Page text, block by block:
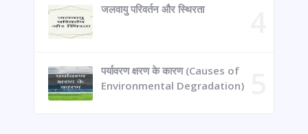
जलवायु परिवर्तन और स्थिरता
पर्यावरण क्षरण के कारण (Causes of
Environmental Degradation)